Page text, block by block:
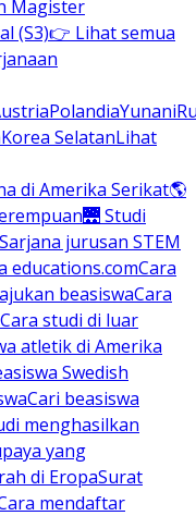
Magister
(S3)👉 Lihat semua
PolandiaYunani
Korea SelatanLihat
di Amerika Serikat🌎
🌉 Studi
jurusan STEM
educations.comCara
beasiswaCara
Cara studi di luar
atletik di Amerika
Swedish
Cari beasiswa
menghasilkan
yang
di EropaSurat
mendaftar